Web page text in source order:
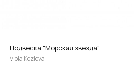
Подвеска "Морская звезда"
Viola Kozlova